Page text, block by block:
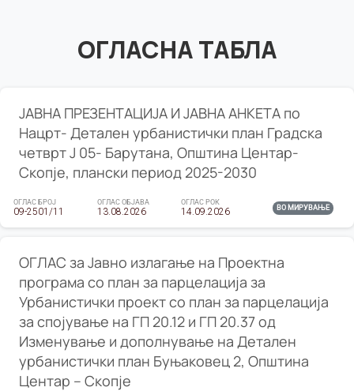
ОГЛАСНА ТАБЛА
ЈАВНА ПРЕЗЕНТАЦИЈА И ЈАВНА АНКЕТА по
Нацрт- Детален урбанистички план Градска
четврт Ј 05- Барутана, Општина Центар-
Скопје, плански период 2025-2030
ОГЛАС БРОЈ
09-2501/11
ОГЛАС ОБЈАВА
13.08.2026
ОГЛАС РОК
14.09.2026 ВО МИРУВАЊЕ
ОГЛАС за Јавно излагање на Проектна
програма со план за парцелација за
Урбанистички проект со план за парцелација
за спојување на ГП 20.12 и ГП 20.37 од
Изменување и дополнување на Детален
урбанистички план Буњаковец 2, Општина
Центар – Скопје